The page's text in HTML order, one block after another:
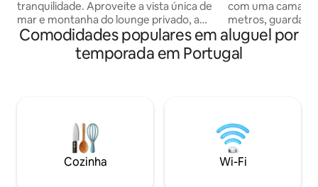
tranquilidade. Aproveite a vista única de
mar e montanha do lounge privado, a
piscina infinita, a “Serra de Sintra”-a
montanha mágica, os seus bosques
encantados, conventos e palácios.
mediante pagamento suplementar. Para
mais informações contatar diretamente
com o anfitrião. Uma Villa de montanha
construída à mais de 100 anos ,
com uma cama
metros, guarda-
sala de estar com
cabo e Netflix,
bluetooth Rotel e
Nexpresso.
incluindo bidê e
cabelo e
xampu e creme
Comodidades populares em aluguel por
temporada em Portugal
Cozinha Wi-Fi